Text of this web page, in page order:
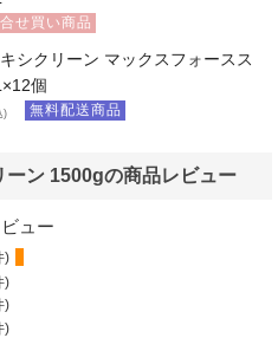
合せ買い商品
シクリーン マックスフォースス
個
) 無料配送商品
ーン 1500gの商品レビュー
ュー
)
)
)
)